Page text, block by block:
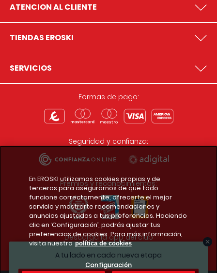
A tu lado en cada nueva etapa
ATENCION AL CLIENTE
TIENDAS EROSKI
SERVICIOS
Formas de pago:
Seguridad y confianza:
Premios y reconocimientos:
Descarga la app del club
En EROSKI utilizamos cookies propias y de
terceros para asegurarnos de que todo
funcione correctamente, ofrecerte el mejor
servicio y mostrarte recomendaciones y
anuncios ajustados a tus preferencias. Haciendo
clic en ‘Configuración’, podrás ajustar tus
preferencias de cookies. Para más información,
visita nuestra política de cookies
Configuración